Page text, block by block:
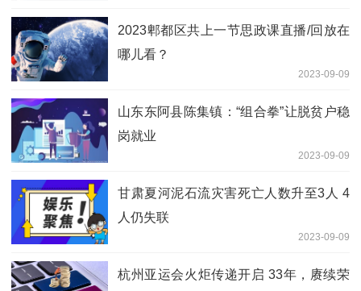
2023郫都区共上一节思政课直播/回放在
哪儿看？
2023-09-09
山东东阿县陈集镇：“组合拳”让脱贫户稳
岗就业
2023-09-09
甘肃夏河泥石流灾害死亡人数升至3人 4
人仍失联
2023-09-09
杭州亚运会火炬传递开启 33年，赓续荣